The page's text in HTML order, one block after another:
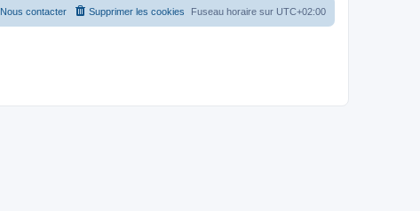
Fuseau horaire sur UTC+02:00
Supprimer les cookies
Nous contacter